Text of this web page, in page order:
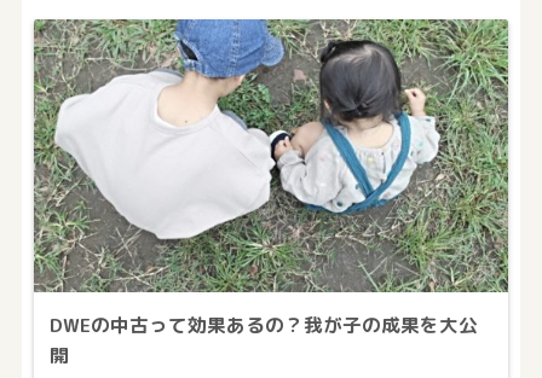
DWEの中古って効果あるの？我が子の成果を大公
開